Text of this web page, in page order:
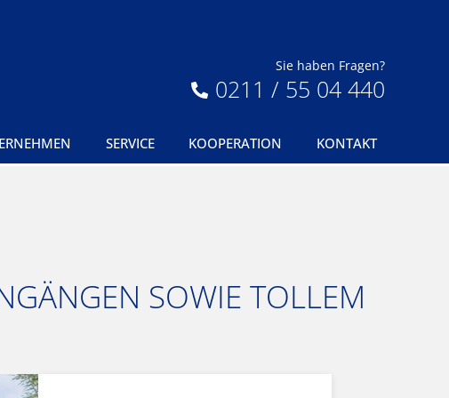
Sie haben Fragen?
0211 / 55 04 440
SERVICE KOOPERATION KONTAKT
SOWIE TOLLEM